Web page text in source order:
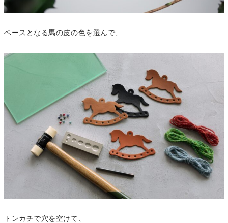
ベースとなる馬の皮の色を選んで、
トンカチで穴を空けて、